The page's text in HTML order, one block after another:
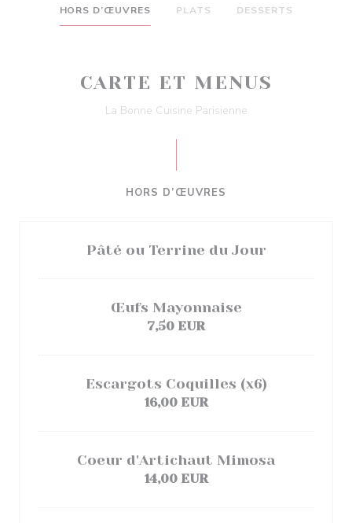
HORS D’ŒUVRES PLATS DESSERTS
CARTE ET MENUS
La Bonne Cuisine Parisienne
HORS D’ŒUVRES
Pâté ou Terrine du Jour
Œufs Mayonnaise
7,50 EUR
Escargots Coquilles (x6)
16,00 EUR
Coeur d'Artichaut Mimosa
14,00 EUR